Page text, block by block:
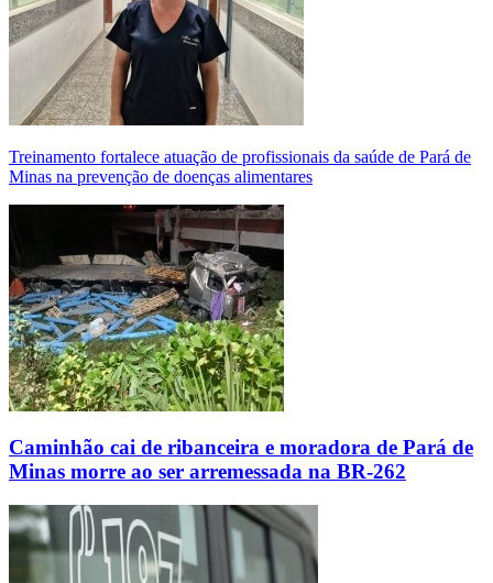
Treinamento fortalece atuação de profissionais da saúde de Pará de
Minas na prevenção de doenças alimentares
Caminhão cai de ribanceira e moradora de Pará de
Minas morre ao ser arremessada na BR-262